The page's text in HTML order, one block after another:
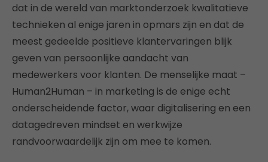
dat in de wereld van marktonderzoek kwalitatieve
technieken al enige jaren in opmars zijn en dat de
meest gedeelde positieve klantervaringen blijk
geven van persoonlijke aandacht van
medewerkers voor klanten. De menselijke maat –
Human2Human – in marketing is de enige echt
onderscheidende factor, waar digitalisering en een
datagedreven mindset en werkwijze
randvoorwaardelijk zijn om mee te komen.